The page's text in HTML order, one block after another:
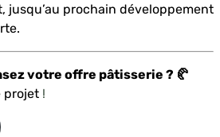
jusqu’au prochain développement
votre offre pâtisserie ? 🥐
projet !